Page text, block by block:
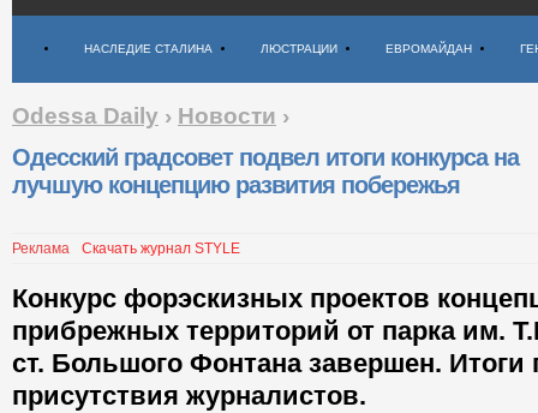
НАСЛЕДИЕ СТАЛИНА ЛЮСТРАЦИИ ЕВРОМАЙДАН
Odessa Daily › Новости ›
Одесский градсовет подвел итоги конкурса на
лучшую концепцию развития побережья
Реклама Скачать журнал STYLE
Конкурс форэскизных проектов
прибрежных территорий от парка им.
ст. Большого Фонтана завершен. Итоги
присутствия журналистов.